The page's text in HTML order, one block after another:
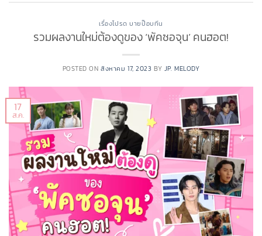
เรื่องโปรด บายป๊อบทีน
รวมผลงานใหม่ต้องดูของ ‘พัคซอจุน’ คนฮอต!
POSTED ONสิงหาคม 17, 2023 BY JP. MELODY
17
ส.ค.